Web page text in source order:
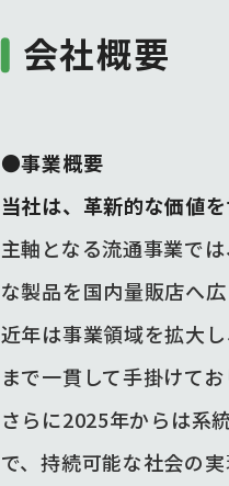
会社概要
●事業概要
当社は、革新的な価値
主軸となる流通事業で
な製品を国内量販店へ
近年は事業領域を拡大
まで一貫して手掛けてお
さらに2025年からは系
で、持続可能な社会の